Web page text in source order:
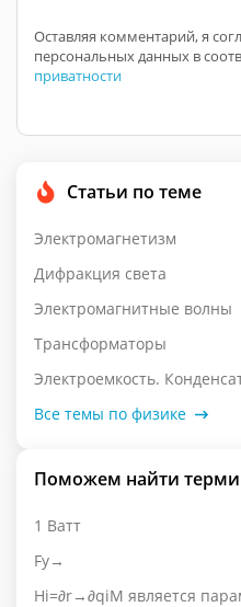
Оставляя комментарий, я
персональных данных в
приватности
Статьи по теме
Электромагнетизм
Дифракция света
Электромагнитные волны
Трансформаторы
Электроемкость.
Все темы по физике
Поможем найти
1 Ватт
Fy→
Hi=∂r→∂qiM является